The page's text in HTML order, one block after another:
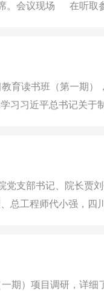
席。会议现场 在听取
育读书班（第一期）
习习近平总书记关于
支部书记、院长贾
总工程师代小强，四
期）项目调研，详细